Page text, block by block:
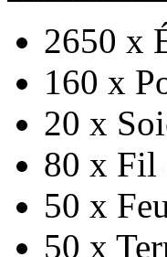
2650 x
160 x
20 x
80 x Fil
50 x
50 x